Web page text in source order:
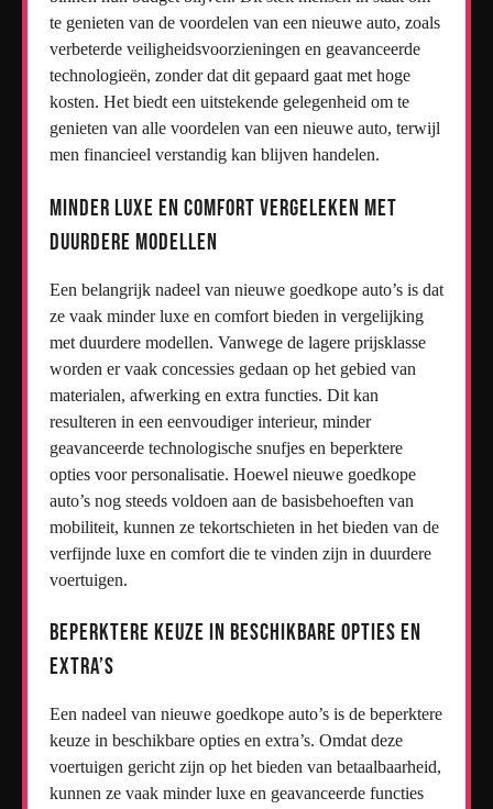
te genieten van de voordelen van een nieuwe auto, zoals
verbeterde veiligheidsvoorzieningen en geavanceerde
technologieën, zonder dat dit gepaard gaat met hoge
kosten. Het biedt een uitstekende gelegenheid om te
genieten van alle voordelen van een nieuwe auto, terwijl
men financieel verstandig kan blijven handelen.
Minder luxe en comfort vergeleken met
duurdere modellen
Een belangrijk nadeel van nieuwe goedkope auto’s is dat
ze vaak minder luxe en comfort bieden in vergelijking
met duurdere modellen. Vanwege de lagere prijsklasse
worden er vaak concessies gedaan op het gebied van
materialen, afwerking en extra functies. Dit kan
resulteren in een eenvoudiger interieur, minder
geavanceerde technologische snufjes en beperktere
opties voor personalisatie. Hoewel nieuwe goedkope
auto’s nog steeds voldoen aan de basisbehoeften van
mobiliteit, kunnen ze tekortschieten in het bieden van de
verfijnde luxe en comfort die te vinden zijn in duurdere
voertuigen.
Beperktere keuze in beschikbare opties en
extra’s
Een nadeel van nieuwe goedkope auto’s is de beperktere
keuze in beschikbare opties en extra’s. Omdat deze
voertuigen gericht zijn op het bieden van betaalbaarheid,
kunnen ze vaak minder luxe en geavanceerde functies